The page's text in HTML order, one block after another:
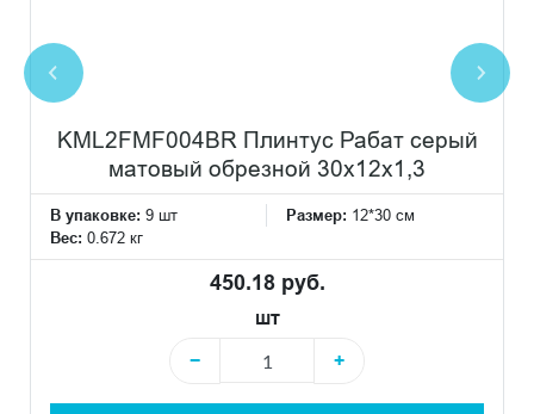
KML2FMF004BR Плинтус Рабат серый
матовый обрезной 30x12x1,3
В упаковке: 9 шт Размер: 12*30 см
Вес: 0.672 кг
450.18 руб.
шт
−
+